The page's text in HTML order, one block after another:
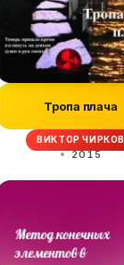
Тропа плача
ВИКТОР ЧИРКОВ
2015